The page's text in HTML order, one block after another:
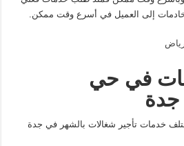
إلى العميل في أسرع وقت ممكن.
في حي
جدة
خدمات تأجير شغالات بالشهر في جدة